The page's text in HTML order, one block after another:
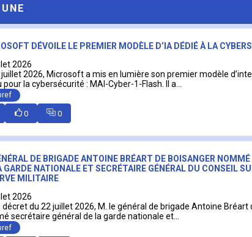
DÉVOILE LE PREMIER MODÈLE D’IA DÉDIÉ À LA
2026
juillet 2026, Microsoft a mis en lumière son premier modèle
pour la cybersécurité : MAI-Cyber-1-Flash. Il a...
0 0
DE BRIGADE ANTOINE BRÉART DE BOISANGER
GARDE NATIONALE ET SECRÉTAIRE GÉNÉRAL DU CONSEIL
MILITAIRE
2026
décret du 22 juillet 2026, M. le général de brigade Antoine Bréart
secrétaire général de la garde nationale et...